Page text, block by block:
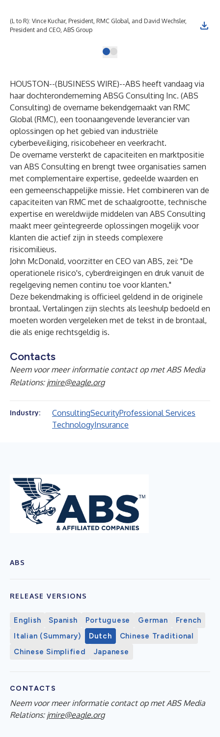
(L to R): Vince Kuchar, President, RMC Global, and David Wechsler,
President and CEO, ABS Group
HOUSTON--(BUSINESS WIRE)--ABS heeft vandaag via
haar dochteronderneming ABSG Consulting Inc. (ABS
Consulting) de overname bekendgemaakt van RMC
Global (RMC), een toonaangevende leverancier van
oplossingen op het gebied van industriële
cyberbeveiliging, risicobeheer en veerkracht.
De overname versterkt de capaciteiten en marktpositie
van ABS Consulting en brengt twee organisaties samen
met complementaire expertise, gedeelde waarden en
een gemeenschappelijke missie. Het combineren van de
capaciteiten van RMC met de schaalgrootte, technische
expertise en wereldwijde middelen van ABS Consulting
maakt meer geïntegreerde oplossingen mogelijk voor
klanten die actief zijn in steeds complexere
risicomilieus.
John McDonald, voorzitter en CEO van ABS, zei: "De
operationele risico's, cyberdreigingen en druk vanuit de
regelgeving nemen continu toe voor klanten."
Deze bekendmaking is officieel geldend in de originele
brontaal. Vertalingen zijn slechts als leeshulp bedoeld en
moeten worden vergeleken met de tekst in de brontaal,
die als enige rechtsgeldig is.
Contacts
Neem voor meer informatie contact op met ABS Media
Relations: jmire@eagle.org
Industry: ConsultingSecurityProfessional Services
TechnologyInsurance
ABS
RELEASE VERSIONS
English Spanish Portuguese German
French
Italian (Summary)
Dutch
Chinese Traditional
Chinese Simplified
Japanese
CONTACTS
Neem voor meer informatie contact op met ABS Media
Relations: jmire@eagle.org